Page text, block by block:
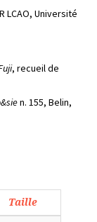
LCAO, Université
, recueil de
n. 155, Belin,
Taille